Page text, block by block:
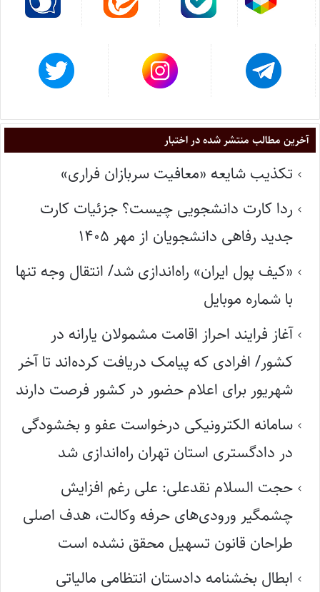
آخرین مطالب منتشر شده در اختبار
تکذیب شایعه «معافیت سربازان فراری»
ردا کارت دانشجویی چیست؟ جزئیات کارت
جدید رفاهی دانشجویان از مهر ۱۴۰۵
«کیف پول ایران» راه‌اندازی شد/ انتقال وجه تنها
با شماره موبایل
آغاز فرایند احراز اقامت مشمولان یارانه در
کشور/ افرادی که پیامک دریافت کرده‌اند تا آخر
شهریور برای اعلام حضور در کشور فرصت دارند
سامانه الکترونیکی درخواست عفو و بخشودگی
در دادگستری استان تهران راه‌اندازی شد
حجت السلام نقدعلی: علی رغم افزایش
چشمگیر ورودی‌های حرفه وکالت، هدف اصلی
طراحان قانون تسهیل محقق نشده است
ابطال بخشنامه دادستان انتظامی مالیاتی